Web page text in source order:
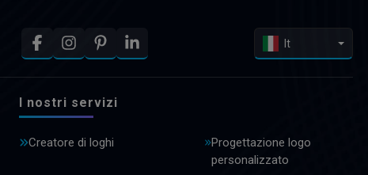
It
I nostri servizi
Creatore di loghi
Progettazione logo
personalizzato